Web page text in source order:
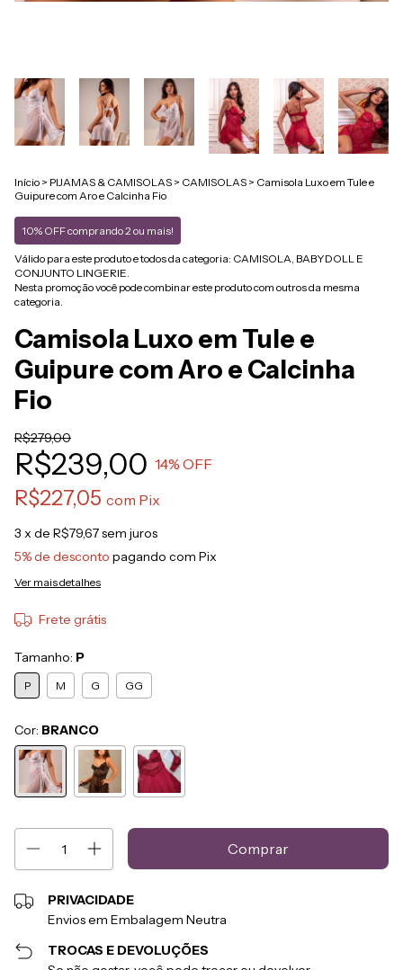
Início > PIJAMAS & CAMISOLAS > CAMISOLAS > Camisola Luxo em Tule e
Guipure com Aro e Calcinha Fio
10% OFF comprando 2 ou mais!
Válido para este produto e todos da categoria: CAMISOLA, BABYDOLL E
CONJUNTO LINGERIE.
Nesta promoção você pode combinar este produto com outros da mesma
categoria.
Camisola Luxo em Tule e
Guipure com Aro e Calcinha
Fio
R$279,00
R$239,00 14% OFF
R$227,05 com Pix
3 x de R$79,67sem juros
5% de desconto pagando com Pix
Ver mais detalhes
Frete grátis
Tamanho: P
P M G GG
Cor: BRANCO
PRIVACIDADE
Envios em Embalagem Neutra
TROCAS E DEVOLUÇÕES